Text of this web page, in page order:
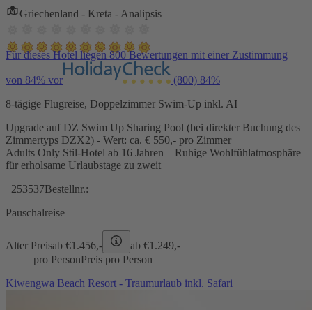
Griechenland - Kreta - Analipsis
Für dieses Hotel liegen 800 Bewertungen mit einer Zustimmung
von 84% vor (800) 84%
8-tägige Flugreise, Doppelzimmer Swim-Up inkl. AI
Upgrade auf DZ Swim Up Sharing Pool (bei direkter Buchung des
Zimmertyps DZX2) - Wert: ca. € 550,- pro Zimmer
Adults Only Stil-Hotel ab 16 Jahren – Ruhige Wohlfühlatmosphäre
für erholsame Urlaubstage zu zweit
253537Bestellnr.:
Pauschalreise
Alter Preisab €1.456,- ab €1.249,-
pro PersonPreis pro Person
Kiwengwa Beach Resort - Traumurlaub inkl. Safari